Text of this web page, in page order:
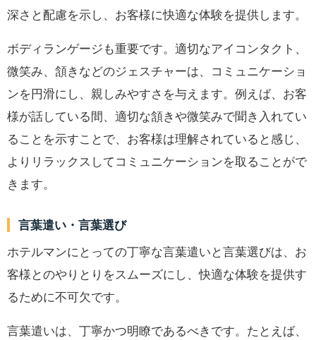
深さと配慮を示し、お客様に快適な体験を提供します。
ボディランゲージも重要です。適切なアイコンタクト、
微笑み、頷きなどのジェスチャーは、コミュニケーショ
ンを円滑にし、親しみやすさを与えます。例えば、お客
様が話している間、適切な頷きや微笑みで聞き入れてい
ることを示すことで、お客様は理解されていると感じ、
よりリラックスしてコミュニケーションを取ることがで
きます。
言葉遣い・言葉選び
ホテルマンにとっての丁寧な言葉遣いと言葉選びは、お
客様とのやりとりをスムーズにし、快適な体験を提供す
るために不可欠です。
言葉遣いは、丁寧かつ明瞭であるべきです。たとえば、